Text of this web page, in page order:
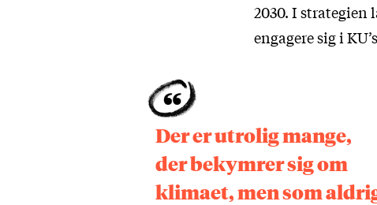
2030. I strategien
engagere sig i
Der er utrolig mange,
der bekymrer sig om
klimaet, men som